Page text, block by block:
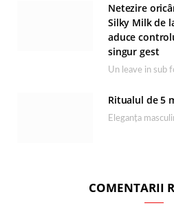
Netezire
Silky Milk de
aduce
singur gest
Ritualul de 5
COMENTARII